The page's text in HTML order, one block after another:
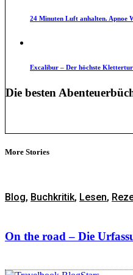
24 Minuten Luft anhalten. Apnoe
Excalibur – Der höchste
Die besten
More Stories
Blog, Buchkritik, Lesen,
On the road – Die